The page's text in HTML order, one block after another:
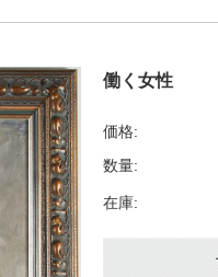
働く女性
価格:
数量:
在庫: